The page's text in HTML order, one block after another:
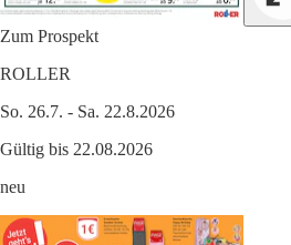
Zum Prospekt
ROLLER
So. 26.7. - Sa. 22.8.2026
Gültig bis 22.08.2026
neu